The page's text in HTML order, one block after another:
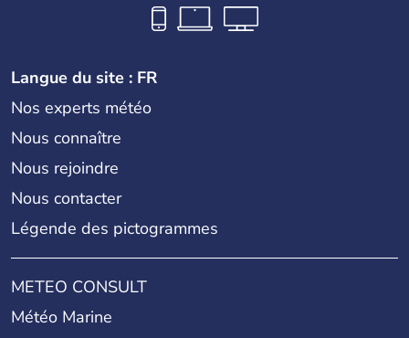
Langue du site : FR
Nos experts météo
Nous connaître
Nous rejoindre
Nous contacter
Légende des pictogrammes
METEO CONSULT
Météo Marine